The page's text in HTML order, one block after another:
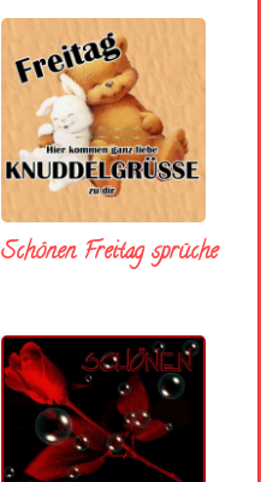
Schönen Freitag sprüche